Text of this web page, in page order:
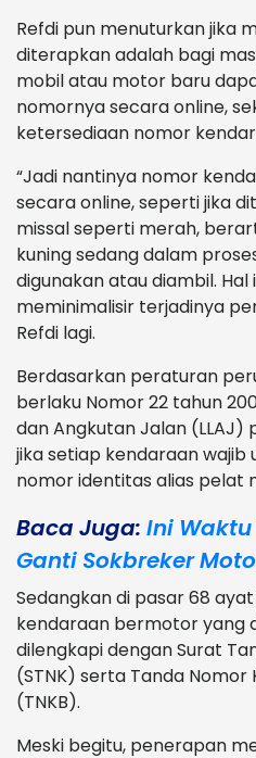
Refdi pun menuturkan jika
diterapkan adalah bagi
mobil atau motor baru
nomornya secara online,
ketersediaan nomor
“Jadi nantinya nomor
secara online, seperti jika
missal seperti merah,
kuning sedang dalam
digunakan atau diambil.
meminimalisir terjadinya
Refdi lagi.
Berdasarkan peraturan
berlaku Nomor 22 tahun
dan Angkutan Jalan (LLAJ)
jika setiap kendaraan
nomor identitas alias pelat
Baca Juga: Ini
Ganti Sokbreker
Sedangkan di pasar 68
kendaraan bermotor yang
dilengkapi dengan Surat
(STNK) serta Tanda
(TNKB).
Meski begitu, penerapan